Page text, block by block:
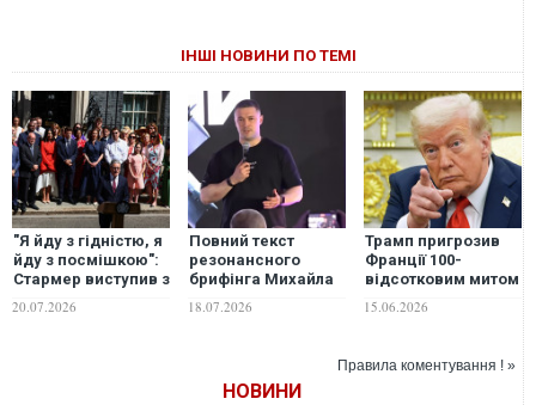
ІНШІ НОВИНИ ПО ТЕМІ
"Я йду з гідністю, я
йду з посмішкою":
Стармер виступив з
останньою
промовою на
20.07.2026
Повний текст
резонансного
брифінга Михайла
Федорова
18.07.2026
Трамп пригрозив
Франції 100-
відсотковим митом
на її вина
15.06.2026
Правила коментування ! »
НОВИНИ